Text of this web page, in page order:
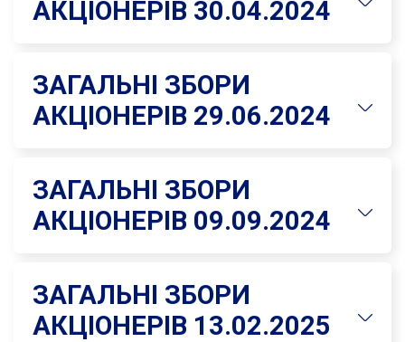
АКЦІОНЕРІВ 30.04.2024
ЗАГАЛЬНІ ЗБОРИ
АКЦІОНЕРІВ 29.06.2024
ЗАГАЛЬНІ ЗБОРИ
АКЦІОНЕРІВ 09.09.2024
ЗАГАЛЬНІ ЗБОРИ
АКЦІОНЕРІВ 13.02.2025